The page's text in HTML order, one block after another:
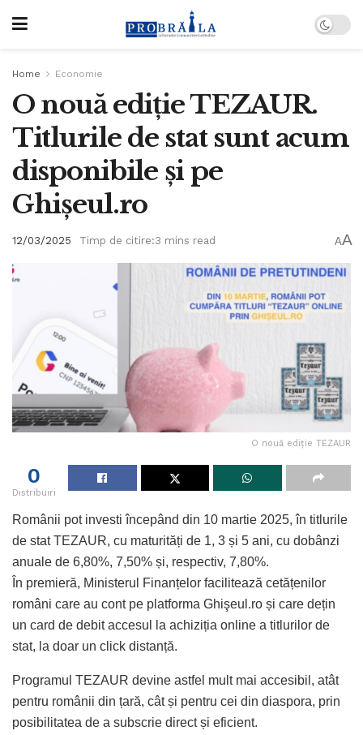
Home Economie
O nouă ediție TEZAUR.
Titlurile de stat sunt acum
disponibile și pe
Ghișeul.ro
12/03/2025 Timp de citire:3 mins read AA
O nouă ediție TEZAUR
0
Distribuiri
Românii pot investi începând din 10 martie 2025, în titlurile
de stat TEZAUR, cu maturități de 1, 3 și 5 ani, cu dobânzi
anuale de 6,80%, 7,50% și, respectiv, 7,80%.
În premieră, Ministerul Finanțelor facilitează cetățenilor
români care au cont pe platforma Ghişeul.ro și care dețin
un card de debit accesul la achiziția online a titlurilor de
stat, la doar un click distanță.
Programul TEZAUR devine astfel mult mai accesibil, atât
pentru românii din țară, cât și pentru cei din diaspora, prin
posibilitatea de a subscrie direct și eficient.